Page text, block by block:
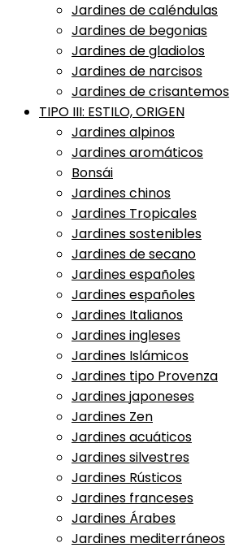
Jardines de caléndulas
Jardines de begonias
Jardines de gladiolos
Jardines de narcisos
Jardines de crisantemos
TIPO III: ESTILO, ORIGEN
Jardines alpinos
Jardines aromáticos
Bonsái
Jardines chinos
Jardines Tropicales
Jardines sostenibles
Jardines de secano
Jardines españoles
Jardines españoles
Jardines Italianos
Jardines ingleses
Jardines Islámicos
Jardines tipo Provenza
Jardines japoneses
Jardines Zen
Jardines acuáticos
Jardines silvestres
Jardines Rústicos
Jardines franceses
Jardines Árabes
Jardines mediterráneos